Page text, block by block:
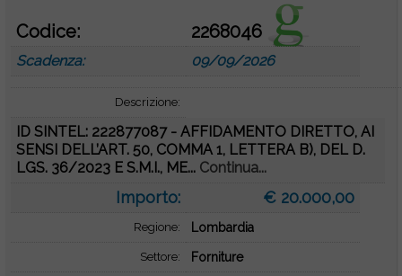
Codice: 2268046
Scadenza: 09/09/2026
Descrizione:
ID SINTEL: 222877087 - AFFIDAMENTO DIRETTO, AI
SENSI DELL’ART. 50, COMMA 1, LETTERA B), DEL D.
LGS. 36/2023 E S.M.I., ME... Continua...
Importo: € 20.000,00
Regione: Lombardia
Settore: Forniture